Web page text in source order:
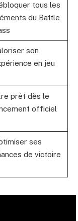
tous les
du Battle
son
en jeu
prêt dès le
officiel
ses
de victoire